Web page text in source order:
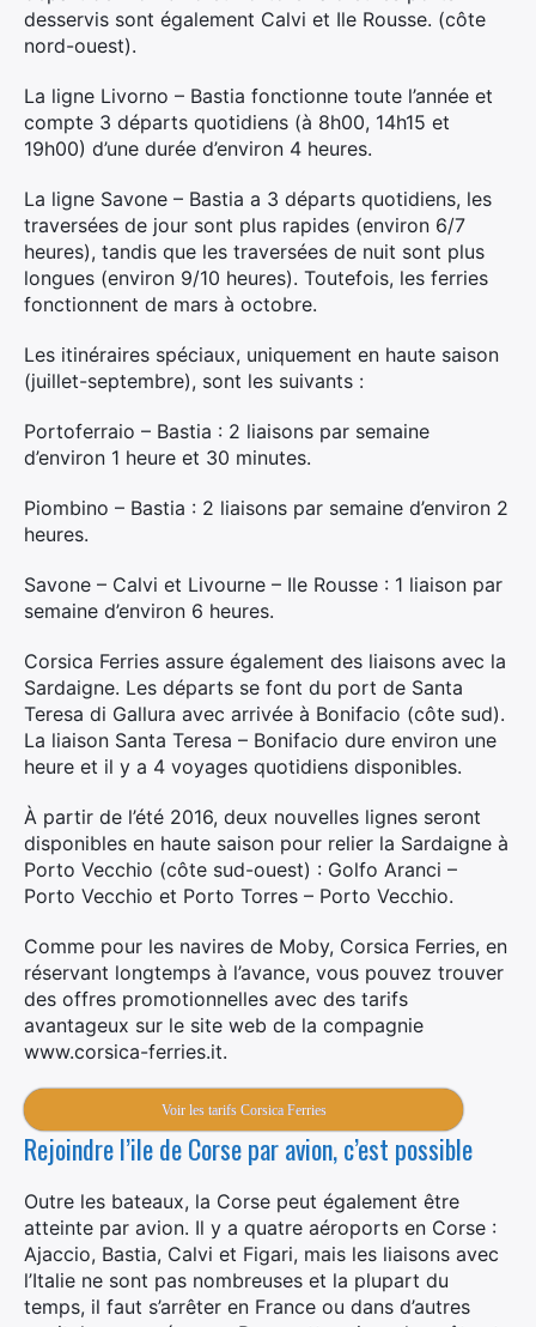
desservis sont également Calvi et Ile Rousse. (côte
nord-ouest).
La ligne Livorno – Bastia fonctionne toute l’année et
compte 3 départs quotidiens (à 8h00, 14h15 et
19h00) d’une durée d’environ 4 heures.
La ligne Savone – Bastia a 3 départs quotidiens, les
traversées de jour sont plus rapides (environ 6/7
heures), tandis que les traversées de nuit sont plus
longues (environ 9/10 heures). Toutefois, les ferries
fonctionnent de mars à octobre.
Les itinéraires spéciaux, uniquement en haute saison
(juillet-septembre), sont les suivants :
Portoferraio – Bastia : 2 liaisons par semaine
d’environ 1 heure et 30 minutes.
Piombino – Bastia : 2 liaisons par semaine d’environ 2
heures.
Savone – Calvi et Livourne – Ile Rousse : 1 liaison par
semaine d’environ 6 heures.
Corsica Ferries assure également des liaisons avec la
Sardaigne. Les départs se font du port de Santa
Teresa di Gallura avec arrivée à Bonifacio (côte sud).
La liaison Santa Teresa – Bonifacio dure environ une
heure et il y a 4 voyages quotidiens disponibles.
À partir de l’été 2016, deux nouvelles lignes seront
disponibles en haute saison pour relier la Sardaigne à
Porto Vecchio (côte sud-ouest) : Golfo Aranci –
Porto Vecchio et Porto Torres – Porto Vecchio.
Comme pour les navires de Moby, Corsica Ferries, en
réservant longtemps à l’avance, vous pouvez trouver
des offres promotionnelles avec des tarifs
avantageux sur le site web de la compagnie
www.corsica-ferries.it.
Voir les tarifs Corsica Ferries
Rejoindre l’ile de Corse par avion, c’est possible
Outre les bateaux, la Corse peut également être
atteinte par avion. Il y a quatre aéroports en Corse :
Ajaccio, Bastia, Calvi et Figari, mais les liaisons avec
l’Italie ne sont pas nombreuses et la plupart du
temps, il faut s’arrêter en France ou dans d’autres
Rechercher